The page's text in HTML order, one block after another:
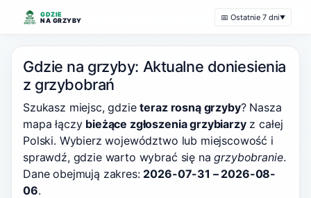
GDZIE
NA GRZYBY
📅 Ostatnie 7 dni▼
Gdzie na grzyby: Aktualne doniesienia
z grzybobrań
Szukasz miejsc, gdzieteraz rosną grzyby? Nasza
mapa łączy bieżące zgłoszenia grzybiarzyz całej
Polski. Wybierz województwo lub miejscowość i
sprawdź, gdzie warto wybrać się nagrzybobranie.
Dane obejmują zakres: 2026-07-31 – 2026-08-
06.